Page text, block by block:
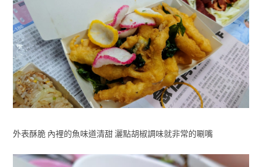
外表酥脆 內裡的魚味道清甜 灑點胡椒調味就非常的唰嘴